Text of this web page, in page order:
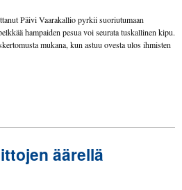
Päivi Vaarakallio pyrkii suoriutumaan
hampaiden pesua voi seurata tuskallinen kipu.
mukana, kun astuu ovesta ulos ihmisten
äärellä